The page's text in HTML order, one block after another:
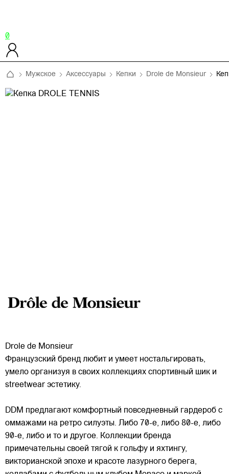
0
Мужское Аксессуары Кепки Drole de Monsieur
Drole de Monsieur
Французский бренд любит и умеет ностальгировать,
умело организуя в своих коллекциях спортивный шик и
streetwear эстетику.
DDM предлагают комфортный повседневный гардероб с
оммажами на ретро силуэты. Либо 70-е, либо 80-е, либо
90-е, либо и то и другое. Коллекции бренда
примечательны своей тягой к гольфу и яхтингу,
викторианской эпохе и красоте лазурного берега,